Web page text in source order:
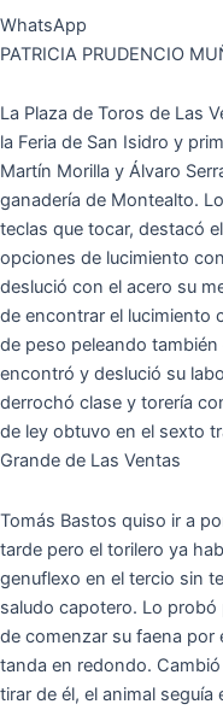
WhatsApp
PATRICIA PRUDENCIO
La Plaza de Toros de Las
la Feria de San Isidro y
Martín Morilla y Álvaro
ganadería de Montealto.
teclas que tocar, destacó
opciones de lucimiento
deslució con el acero su
de encontrar el lucimiento
de peso peleando
encontró y deslució su
derrochó clase y torería
de ley obtuvo en el sexto
Grande de Las Ventas
Tomás Bastos quiso ir a
tarde pero el torilero ya
genuflexo en el tercio sin
saludo capotero. Lo
de comenzar su faena por
tanda en redondo.
tirar de él, el animal